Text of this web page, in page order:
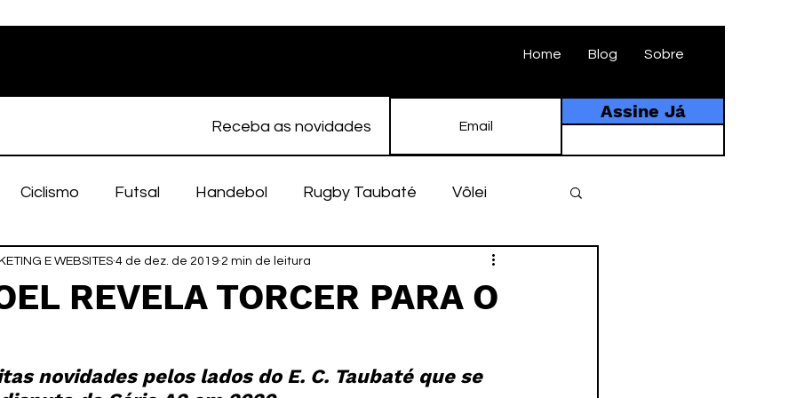
Home Blog Sobre
Receba as novidades
Assine Já
Ciclismo Futsal Handebol Rugby Taubaté Vôlei
Feminino Atletismo EC Taubaté História
REVELA TORCER PARA O
E WEBSITES 4 de dez. de 2019 2 min de leitura
novidades pelos lados do E. C. Taubaté que se